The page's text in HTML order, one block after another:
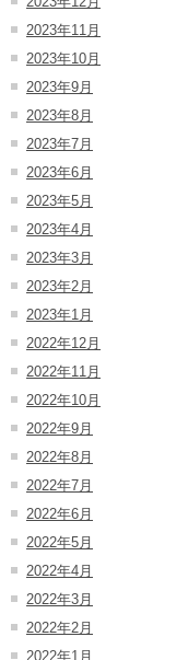
2023年11月
2023年10月
2023年9月
2023年8月
2023年7月
2023年6月
2023年5月
2023年4月
2023年3月
2023年2月
2023年1月
2022年12月
2022年11月
2022年10月
2022年9月
2022年8月
2022年7月
2022年6月
2022年5月
2022年4月
2022年3月
2022年2月
2022年1月